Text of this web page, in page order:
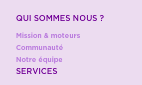
QUI SOMMES NOUS ?
Mission & moteurs
Communauté
Notre équipe
SERVICES